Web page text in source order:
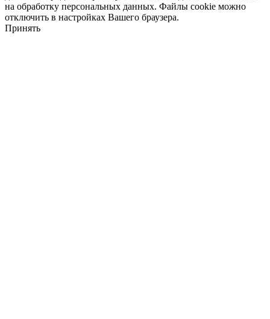
на обработку персональных данных. Файлы cookie можно
отключить в настройках Вашего браузера.
Принять